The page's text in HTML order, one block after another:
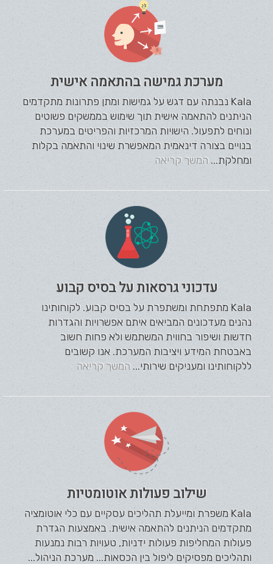
מערכת גמישה בהתאמה אישית
Kala נבנתה עם דגש על גמישות ומתן פתרונות מתקדמים
הניתנים להתאמה אישית תוך שימוש בממשקים פשוטים
ונוחים לתפעול. הישויות המרכזיות והפריטים במערכת
בנויים בצורה דינאמית המאפשרת שינוי והתאמה בקלות
ומחלקת... המשך קריאה
עדכוני גרסאות על בסיס קבוע
Kala מתפתחת ומשתפרת על בסיס קבוע. לקוחותינו
נהנים מעדכונים המביאים איתם אפשרויות והגדרות
חדשות ושיפור בחווית המשתמש ולא פחות חשוב
באבטחת המידע ויציבות המערכת. אנו קשובים
ללקוחותינו ומעניקים שירותי... המשך קריאה
שילוב פעולות אוטומטיות
Kala משפרת ומייעלת תהליכים עסקיים עם כלי אוטומציה
מתקדמים הניתנים להתאמה אישית. באמצעות הגדרת
פעולות המחליפות פעולות ידניות, טעויות רבות נמנעות
ותהליכים מפסיקים ליפול בין הכסאות... מערכת הניהול...